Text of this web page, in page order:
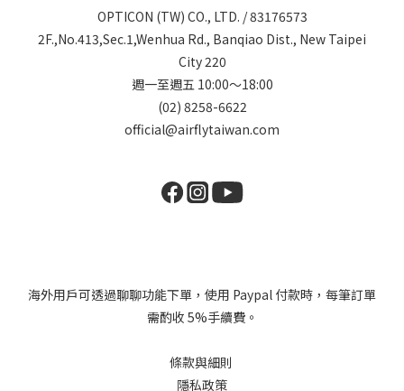
OPTICON (TW) CO., LTD. / 83176573
2F.,No.413,Sec.1,Wenhua Rd., Banqiao Dist., New Taipei
City 220
週一至週五 10:00～18:00
(02) 8258-6622
official@airflytaiwan.com
海外用戶可透過聊聊功能下單，使用 Paypal 付款時，每筆訂單
需酌收 5%手續費。
條款與細則
隱私政策